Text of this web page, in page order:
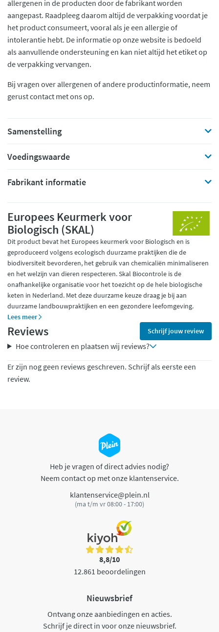
allergenen in de producten door de fabrikant worden
aangepast. Raadpleeg daarom altijd de verpakking voordat je
het product consumeert, vooral als je een allergie of
intolerantie hebt. De informatie op onze website is bedoeld
als aanvullende ondersteuning en kan niet altijd het etiket op
de verpakking vervangen.
Bij vragen over allergenen of andere productinformatie, neem
gerust contact met ons op.
Samenstelling
Voedingswaarde
Fabrikant informatie
Europees Keurmerk voor
Biologisch (SKAL)
Dit product bevat het Europees keurmerk voor Biologisch en is
geproduceerd volgens ecologisch duurzame praktijken die de
biodiversiteit bevorderen, het gebruik van chemicaliën minimaliseren
en het welzijn van dieren respecteren. Skal Biocontrole is de
onafhankelijke organisatie voor het toezicht op de hele biologische
keten in Nederland. Met deze duurzame keuze draag je bij aan
duurzame landbouwpraktijken en een gezondere leefomgeving.
Lees meer
Reviews Schrijf jouw review
Hoe controleren en plaatsen wij reviews?
Er zijn nog geen reviews geschreven. Schrijf als eerste een
review.
Heb je vragen of direct advies nodig?
Neem contact op met onze klantenservice.
klantenservice@plein.nl
(ma t/m vr 08:00 - 17:00)
8,8/10
12.861 beoordelingen
Nieuwsbrief
Ontvang onze aanbiedingen en acties.
Schrijf je direct in voor onze nieuwsbrief.